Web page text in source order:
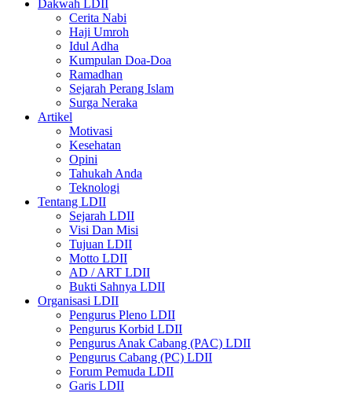
Dakwah LDII
Cerita Nabi
Haji Umroh
Idul Adha
Kumpulan Doa-Doa
Ramadhan
Sejarah Perang Islam
Surga Neraka
Artikel
Motivasi
Kesehatan
Opini
Tahukah Anda
Teknologi
Tentang LDII
Sejarah LDII
Visi Dan Misi
Tujuan LDII
Motto LDII
AD / ART LDII
Bukti Sahnya LDII
Organisasi LDII
Pengurus Pleno LDII
Pengurus Korbid LDII
Pengurus Anak Cabang (PAC) LDII
Pengurus Cabang (PC) LDII
Forum Pemuda LDII
Garis LDII